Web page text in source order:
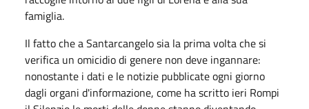
famiglia.
Il fatto che a Santarcangelo sia la prima volta che si
verifica un omicidio di genere non deve ingannare:
nonostante i dati e le notizie pubblicate ogni giorno
dagli organi d'informazione, come ha scritto ieri Rompi